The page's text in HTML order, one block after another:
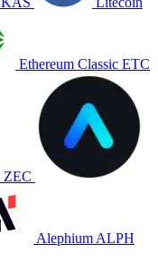
Ethereum Classic ETC
ZEC
Alephium ALPH